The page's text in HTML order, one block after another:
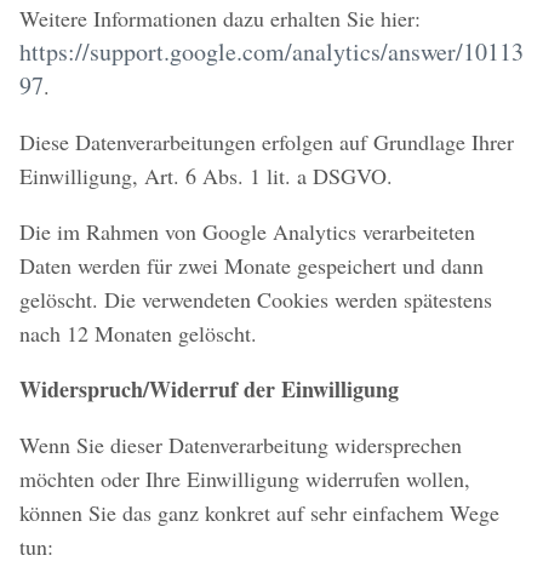
Weitere Informationen dazu erhalten Sie hier:
https://support.google.com/analytics/answer/10113
97.
Diese Datenverarbeitungen erfolgen auf Grundlage Ihrer
Einwilligung, Art. 6 Abs. 1 lit. a DSGVO.
Die im Rahmen von Google Analytics verarbeiteten
Daten werden für zwei Monate gespeichert und dann
gelöscht. Die verwendeten Cookies werden spätestens
nach 12 Monaten gelöscht.
Widerspruch/Widerruf der Einwilligung
Wenn Sie dieser Datenverarbeitung widersprechen
möchten oder Ihre Einwilligung widerrufen wollen,
können Sie das ganz konkret auf sehr einfachem Wege
tun: